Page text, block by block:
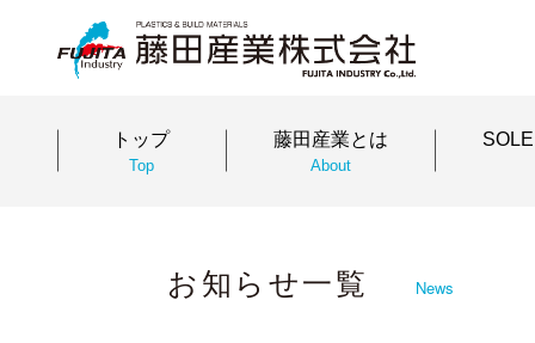
トップ
Top
藤田産業とは
About
お知らせ一覧 News